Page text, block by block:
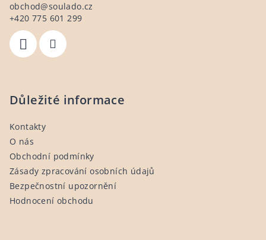
obchod@soulado.cz
+420 775 601 299
Důležité informace
Kontakty
O nás
Obchodní podmínky
Zásady zpracování osobních údajů
Bezpečnostní upozornění
Hodnocení obchodu